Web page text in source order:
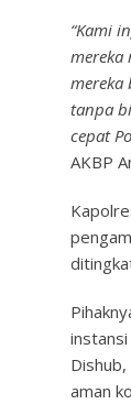
“Kami
mereka
mereka
tanpa
cepat
AKBP
aman